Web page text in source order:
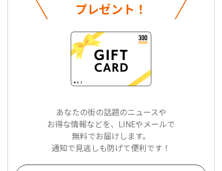
プレゼント！
あなたの街の話題のニュースや
お得な情報などを、LINEやメールで
無料でお届けします。
通知で見逃しも防げて便利です！